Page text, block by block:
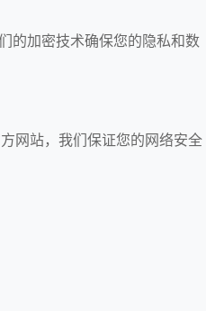
的加密技术确保您的隐私和数
网站，我们保证您的网络安全